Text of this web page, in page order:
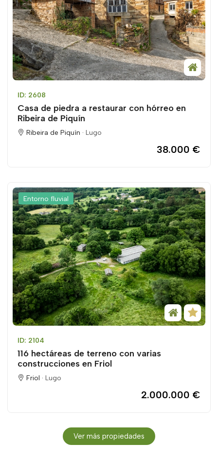
ID: 2608
Casa de piedra a restaurar con hórreo en
Ribeira de Piquín
Ribeira de Piquín · Lugo
38.000 €
Entorno fluvial
ID: 2104
116 hectáreas de terreno con varias
construcciones en Friol
Friol · Lugo
2.000.000 €
Ver más propiedades